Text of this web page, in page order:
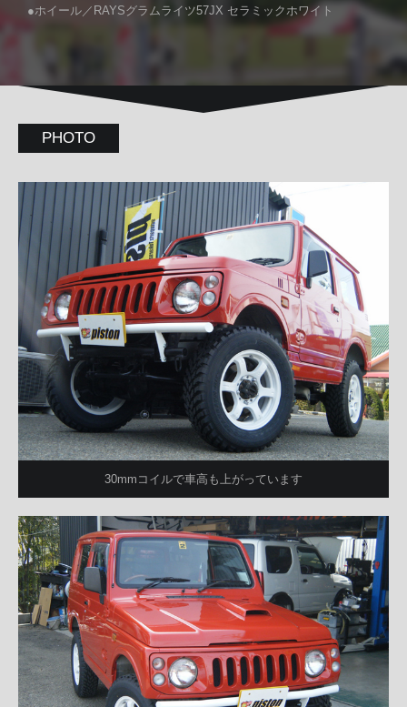
●ホイール／RAYSグラムライツ57JX セラミックホワイト
PHOTO
30mmコイルで車高も上がっています